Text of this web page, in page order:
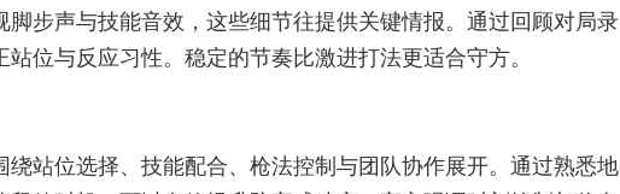
脚步声与技能音效，这些细节往提供关键情报。通过回顾对局录
位与反应习性。稳定的节奏比激进打法更适合守方。
绕站位选择、技能配合、枪法控制与团队协作展开。通过熟悉地